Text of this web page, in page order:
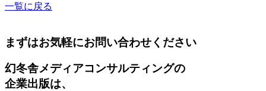
一覧に戻る
まずはお気軽にお問い合わせください
幻冬舎メディアコンサルティングの
企業出版は、